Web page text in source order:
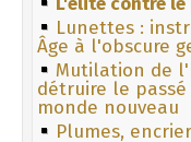
Lunettes :
Âge à l'obscure
Mutilation de
détruire le
monde nouveau
Plumes,